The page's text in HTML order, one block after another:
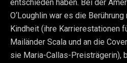
entschieden haben. Bei der
O‘Loughlin war es die
Kindheit (ihre Karrierestationen
Mailänder Scala und an die
sie Maria-Callas-Preisträgerin),